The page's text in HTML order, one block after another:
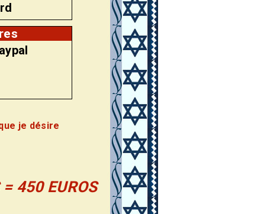
je désire
450 EUROS